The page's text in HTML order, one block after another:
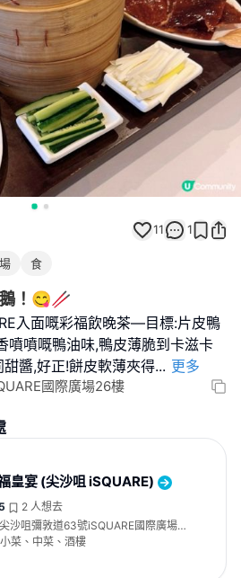
11 1
食
！😋🥢
入面嘅彩福飲晚茶—目標:片皮鴨
噴嘅鴨油味,鴨皮薄脆到卡滋卡
醬,好正!餅皮軟薄夾得... 更多
國際廣場26樓
皇宴 (尖沙咀 iSQUARE)
5 2 人想去
尖沙咀彌敦道63號iSQUARE國際廣場
26樓
小菜、中菜、酒樓